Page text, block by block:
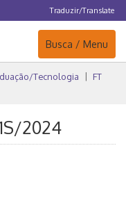
Traduzir/Translate
Navegação
Busca / Menu
Tecnologia
FT
2024